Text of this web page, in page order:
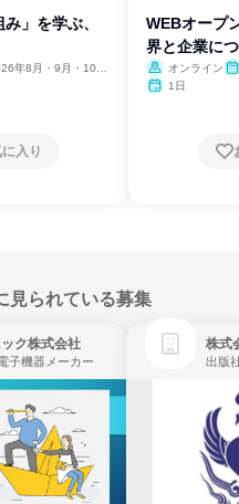
」を学ぶ、
年8月・9月・10
入り
WEBオープ
界と企業に
オンライン
1日
見られている募集
ク株式会社
子機器メーカー
株式
出版